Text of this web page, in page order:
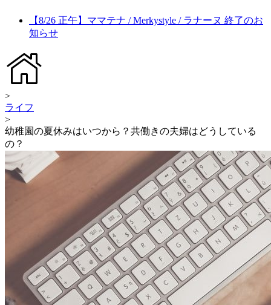
【8/26 正午】ママテナ / Merkystyle / ラナーヌ 終了のお
知らせ
>
ライフ
>
幼稚園の夏休みはいつから？共働きの夫婦はどうしている
の？